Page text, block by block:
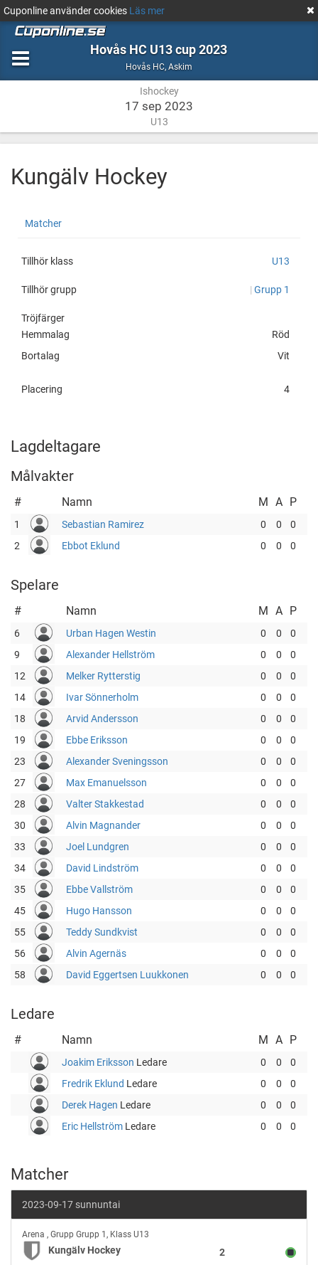
Cuponline använder cookies Läs mer
Hovås HC U13 cup 2023
Hovås HC, Ishockey
AskimAskim
Ishockey
17 sep 2023
U13
Kungälv Hockey
Hockey
cupid=37572&id=162637
Matcher
Tillhör klass U13
Tillhör grupp | Grupp 1
Tröjfärger
Hemmalag
Röd
Bortalag
Vit
Placering 4
Lagdeltagare
Målvakter
# Namn M A P
1 Sebastian Ramirez 0 0
0
2
Ebbot Eklund 0 0 0
Spelare
# Namn M A P
6 Urban Hagen Westin 0 0
0
9
Alexander Hellström 0 0
0
12
Melker Rytterstig 0 0
0
14
Ivar Sönnerholm 0 0
0
18
Arvid Andersson 0 0
0
19
Ebbe Eriksson 0 0
0
23
Alexander Sveningsson 0 0
0
27
Max Emanuelsson 0 0
0
28
Valter Stakkestad 0 0
0
30
Alvin Magnander 0 0
0
33
Joel Lundgren 0 0
0
34
David Lindström 0 0
0
35
Ebbe Vallström 0 0
0
45
Hugo Hansson 0 0
0
55
Teddy Sundkvist 0 0
0
56
Alvin Agernäs 0 0
0
58
David Eggertsen Luukkonen 0 0 0
Ledare
# Namn M A P
Joakim Eriksson Ledare 0 0
0
Fredrik Eklund Ledare 0 0
0
Derek Hagen Ledare 0 0
0
Eric Hellström Ledare 0 0 0
Matcher
2023-09-17 sunnuntai
Kungälv
Hockey
vs
Arena , Grupp Grupp 1, Klass U13
Kungälv Hockey 2